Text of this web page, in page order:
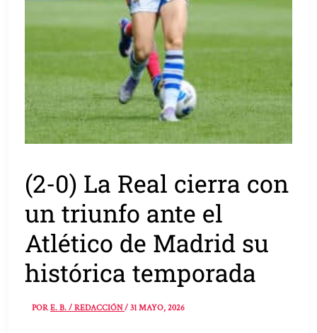
(2-0) La Real cierra con
un triunfo ante el
Atlético de Madrid su
histórica temporada
PORE. B. / REDACCIÓN/31 MAYO, 2026